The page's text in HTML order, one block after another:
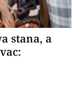
stana, a